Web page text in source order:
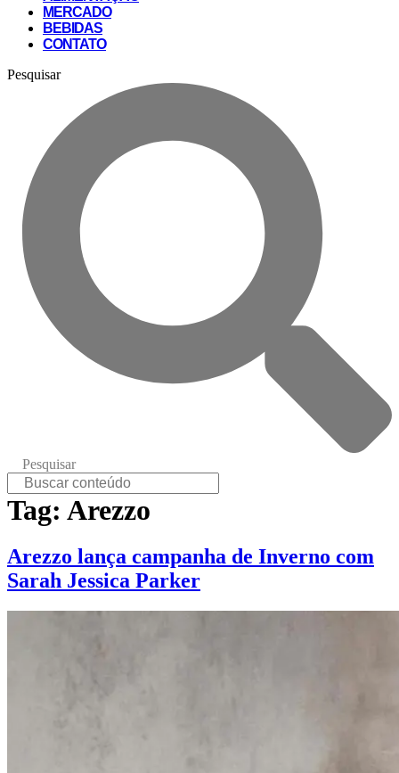
MERCADO
BEBIDAS
CONTATO
Pesquisar
Pesquisar
Tag: Arezzo
Arezzo lança campanha de Inverno com
Sarah Jessica Parker